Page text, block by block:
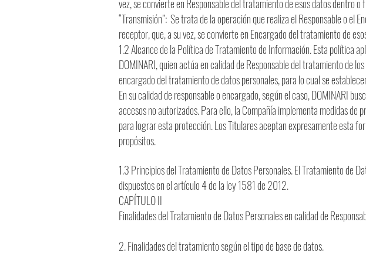
vez, se convierte en Responsable del tratamiento de esos datos dentro o
“Transmisión”: Se trata de la operación que realiza el Responsable o el
receptor, que, a su vez, se convierte en Encargado del tratamiento de
1.2 Alcance de la Política de Tratamiento de Información. Esta política
DOMINARI, quien actúa en calidad de Responsable del tratamiento de
encargado del tratamiento de datos personales, para lo cual se
En su calidad de responsable o encargado, según el caso, DOMINARI
accesos no autorizados. Para ello, la Compañía implementa medidas
para lograr esta protección. Los Titulares aceptan expresamente esta
propósitos.
1.3 Principios del Tratamiento de Datos Personales. El Tratamiento de
dispuestos en el artículo 4 de la ley 1581 de 2012.
CAPÍTULO II
Finalidades del Tratamiento de Datos Personales en calidad de
2. Finalidades del tratamiento según el tipo de base de datos.